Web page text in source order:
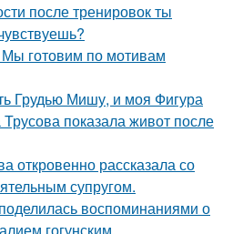
после тренировок ты
готовим по мотивам
Грудью Мишу, и моя Фигура
показала живот после
откровенно рассказала со
супругом.
воспоминаниями о